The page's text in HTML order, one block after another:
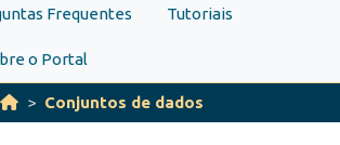
Frequentes Tutoriais
o Portal
Conjuntos de dados